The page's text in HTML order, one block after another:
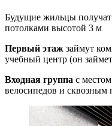
Будущие жильцы
потолками высотой 3 м
Первый этаж займут
учебный центр (он
Входная группа с
велосипедов и сквозным